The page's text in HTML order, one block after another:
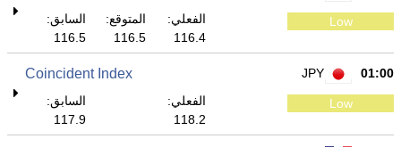
Low
الفعلي:
116.4
المتوقع:
116.5
السابق:
116.5
01:00
JPY
Coincident Index
Low
الفعلي:
118.2
السابق:
117.9